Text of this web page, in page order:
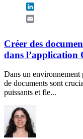
Créer des
dans l’application
Dans un environnement
de documents sont
puissants et fle...